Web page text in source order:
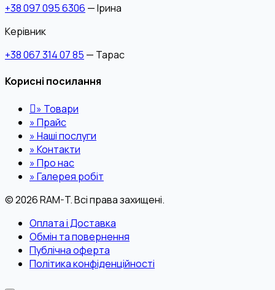
+38 097 095 6306 — Ірина
Керівник
+38 067 314 07 85 — Тарас
Корисні посилання
» Товари
»Прайс
»Наші послуги
»Контакти
»Про нас
»Галерея робіт
© 2026 RAM-T. Всі права захищені.
Оплата і Доставка
Обмін та повернення
Публічна оферта
Політика конфіденційності